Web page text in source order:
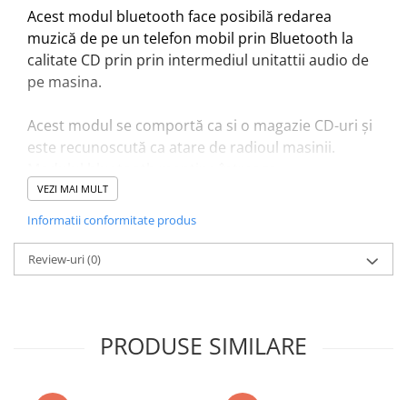
Acest modul bluetooth face posibilă redarea
muzică de pe un telefon mobil prin Bluetooth la
calitate CD prin prin intermediul unitattii audio de
pe masina.
Acest modul se comportă ca si o magazie CD-uri și
este recunoscută ca atare de radioul masinii.
funcționalitate a mașinii dumneavoastră. Modulul
este operat prin intermediul butoanelor de pe
cd player.
priza de 12 pini destinata magaziei de cd uri;
VEZI MAI MULT
Informatii conformitate produs
Review-uri(0)
PRODUSE SIMILARE